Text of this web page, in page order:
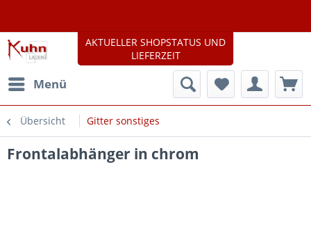
Menü
Übersicht Gitter sonstiges
Frontalabhänger in chrom
AKTUELLER SHOPSTATUS UND
LIEFERZEIT